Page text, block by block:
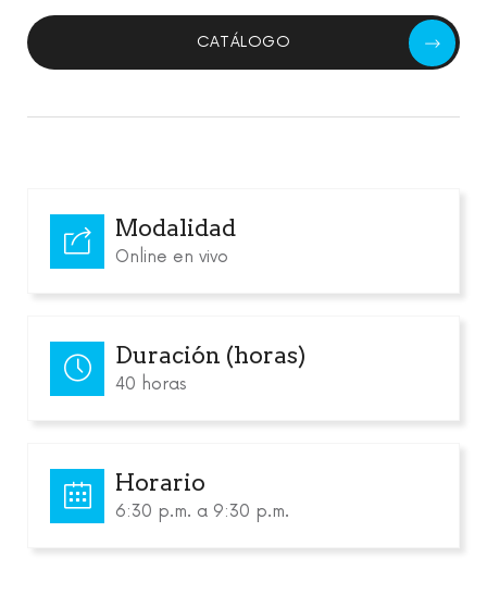
CATÁLOGO
Modalidad
Online en vivo
Duración (horas)
40 horas
Horario
6:30 p.m. a 9:30 p.m.